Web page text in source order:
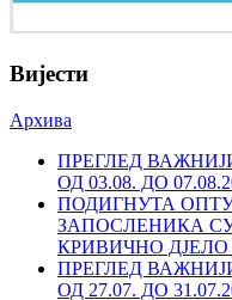
Вијести
Архива
ПРЕГЛЕД
ОД 03.08. ДО
ПОДИГНУТА
ЗАПОСЛЕНИКА
КРИВИЧНО ДЈЕЛО
ПРЕГЛЕД
ОД 27.07. ДО